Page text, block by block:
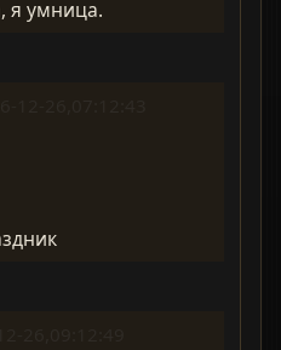
я умница.